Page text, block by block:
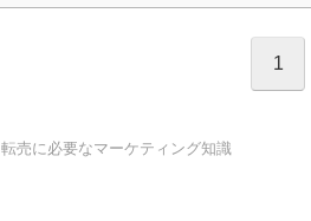
1
転売に必要なマーケティング知識